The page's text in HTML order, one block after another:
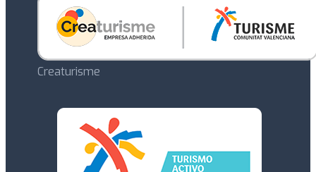
Creaturisme